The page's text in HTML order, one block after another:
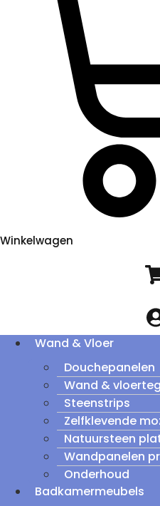
Winkelwagen
Wand & Vloer
Douchepanelen
Wand &
Steenstrips
Zelfklevende
Natuursteen
Wandpanelen
Onderhoud
Badkamermeubels